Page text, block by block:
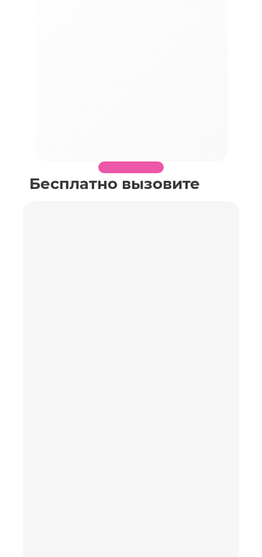
Бесплатно вызовите